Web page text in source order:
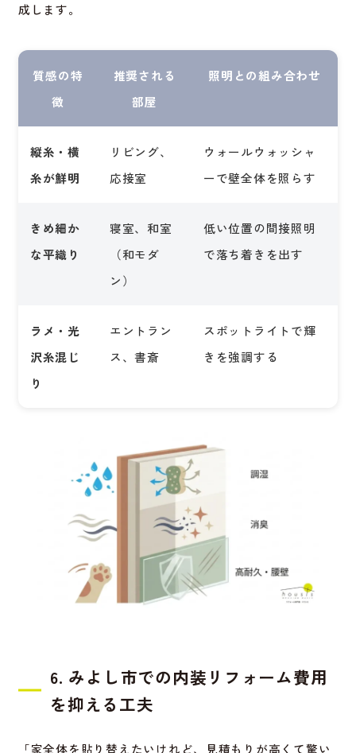
成します。
質感の特
徴
推奨される
部屋
照明との組み合わせ
縦糸・横
糸が鮮明
リビング、
応接室
ウォールウォッシャ
ーで壁全体を照らす
きめ細か
な平織り
寝室、和室
（和モダ
ン）
低い位置の間接照明
で落ち着きを出す
ラメ・光
沢糸混じ
り
エントラン
ス、書斎
スポットライトで輝
きを強調する
6. みよし市での内装リフォーム費用
を抑える工夫
「家全体を貼り替えたいけれど、見積もりが高くて驚い